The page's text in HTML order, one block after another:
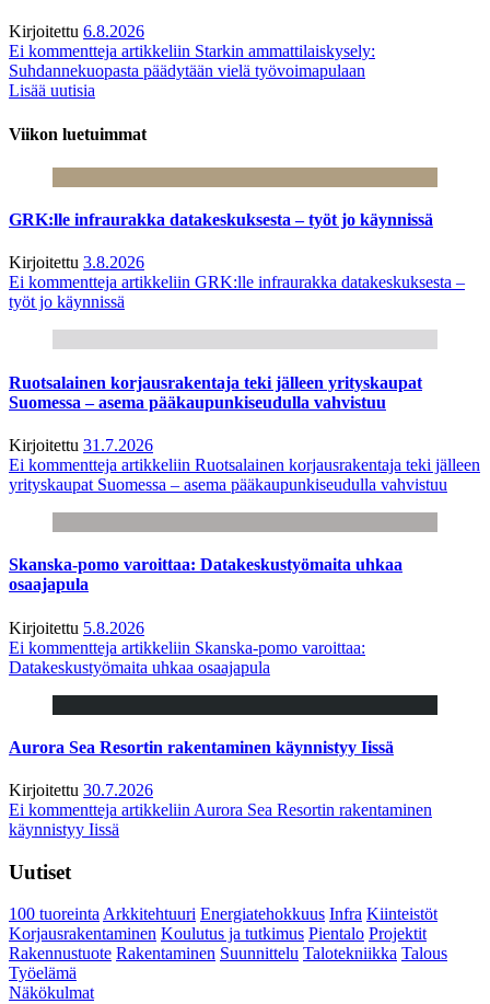
Kirjoitettu 6.8.2026
Ei kommentteja artikkeliin Starkin ammattilaiskysely:
Suhdannekuopasta päädytään vielä työvoimapulaan
Lisää uutisia
Viikon luetuimmat
GRK:lle infraurakka datakeskuksesta – työt jo käynnissä
Kirjoitettu 3.8.2026
Ei kommentteja artikkeliin GRK:lle infraurakka datakeskuksesta –
työt jo käynnissä
Ruotsalainen korjausrakentaja teki jälleen yrityskaupat
Suomessa – asema pääkaupunkiseudulla vahvistuu
Kirjoitettu 31.7.2026
Ei kommentteja artikkeliin Ruotsalainen korjausrakentaja teki jälleen
yrityskaupat Suomessa – asema pääkaupunkiseudulla vahvistuu
Skanska-pomo varoittaa: Datakeskustyömaita uhkaa
osaajapula
Kirjoitettu 5.8.2026
Ei kommentteja artikkeliin Skanska-pomo varoittaa:
Datakeskustyömaita uhkaa osaajapula
Aurora Sea Resortin rakentaminen käynnistyy Iissä
Kirjoitettu 30.7.2026
Ei kommentteja artikkeliin Aurora Sea Resortin rakentaminen
käynnistyy Iissä
Uutiset
100 tuoreintaArkkitehtuuri Energiatehokkuus Infra Kiinteistöt
Korjausrakentaminen Koulutus ja tutkimus Pientalo Projektit
Rakennustuote Rakentaminen Suunnittelu Talotekniikka Talous
Työelämä
Näkökulmat